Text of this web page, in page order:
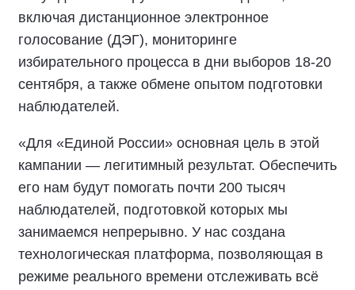
включая дистанционное электронное
голосование (ДЭГ), мониторинге
избирательного процесса в дни выборов 18-20
сентября, а также обмене опытом подготовки
наблюдателей.
«Для «Единой России» основная цель в этой
кампании — легитимный результат. Обеспечить
его нам будут помогать почти 200 тысяч
наблюдателей, подготовкой которых мы
занимаемся непрерывно. У нас создана
технологическая платформа, позволяющая в
режиме реального времени отслеживать всё